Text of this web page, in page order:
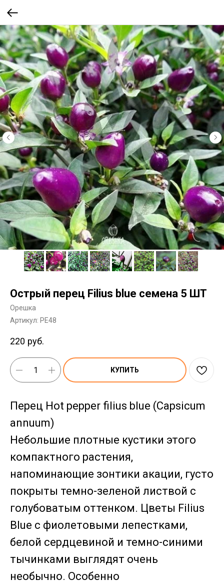
Острый перец Filius blue семена 5 ШТ
Орешка
Артикул: PE48
220 руб.
КУПИТЬ
Перец Hot pepper filius blue (Capsicum
annuum)
Небольшие плотные кустики этого
компактного растения,
напоминающие зонтики акации, густо
покрыты темно-зеленой листвой с
голубоватым оттенком. Цветы Filius
Blue с фиолетовыми лепестками,
белой сердцевиной и темно-синими
тычинками выглядят очень
необычно. Особенно